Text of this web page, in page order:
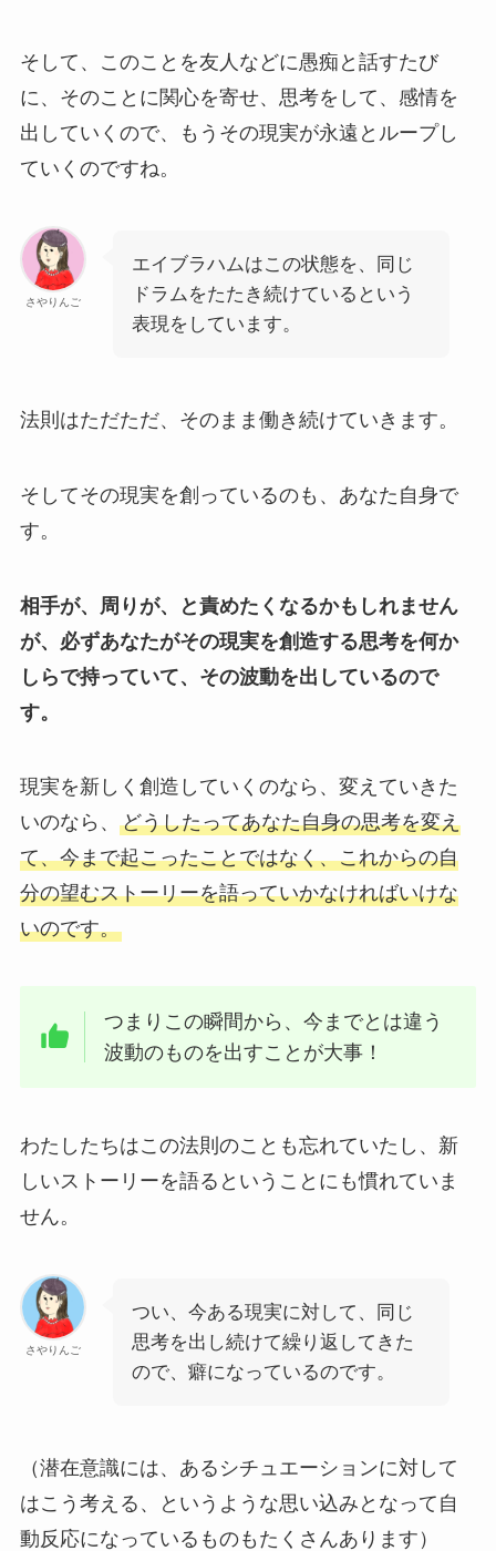
そして、このことを友人などに愚痴と話すたび
に、そのことに関心を寄せ、思考をして、感情を
出していくので、もうその現実が永遠とループし
ていくのですね。
さやりんご
エイブラハムはこの状態を、同じ
ドラムをたたき続けているという
表現をしています。
法則はただただ、そのまま働き続けていきます。
そしてその現実を創っているのも、あなた自身で
す。
相手が、周りが、と責めたくなるかもしれません
が、必ずあなたがその現実を創造する思考を何か
しらで持っていて、その波動を出しているので
す。
現実を新しく創造していくのなら、変えていきた
いのなら、 どうしたってあなた自身の思考を変え
て、今まで起こったことではなく、これからの自
分の望むストーリーを語っていかなければいけな
いのです。
つまりこの瞬間から、今までとは違う
波動のものを出すことが大事！
わたしたちはこの法則のことも忘れていたし、新
しいストーリーを語るということにも慣れていま
せん。
さやりんご
つい、今ある現実に対して、同じ
思考を出し続けて繰り返してきた
ので、癖になっているのです。
（潜在意識には、あるシチュエーションに対して
はこう考える、というような思い込みとなって自
動反応になっているものもたくさんあります）